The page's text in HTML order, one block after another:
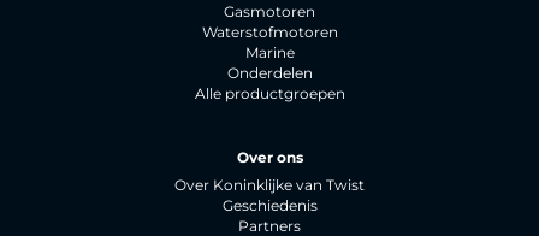
Gasmotoren
Waterstofmotoren
Marine
Onderdelen
Alle productgroepen
Over ons
Over Koninklijke van Twist
Geschiedenis
Partners